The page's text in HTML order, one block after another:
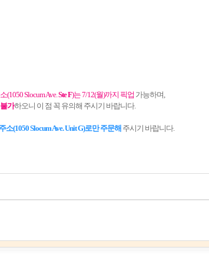
(1050 Slocum Ave.Ste F)는 7/12(월)까지 픽업 가능하며,
가하오니 이 점 꼭 유의해 주시기 바랍니다.
소(1050 Slocum Ave. Unit G)로만 주문해 주시기 바랍니다.